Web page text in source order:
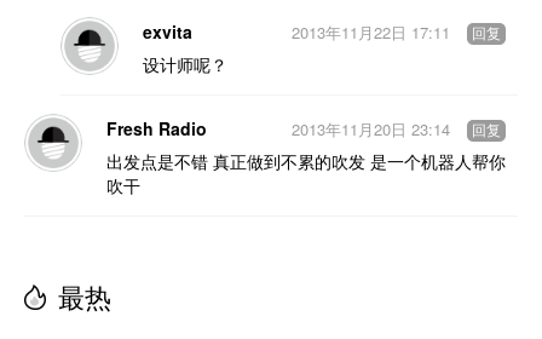
exvita
设计师呢？
2013年11月22日 17:11 回复
Fresh Radio
出发点是不错 真正做到不累的吹发 是一个机器人帮你
吹干
2013年11月20日 23:14 回复
最热